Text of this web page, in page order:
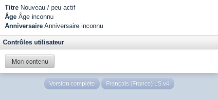
Titre Nouveau / peu actif
Âge Âge inconnu
Anniversaire Anniversaire inconnu
Contrôles utilisateur
Mon contenu
Version complète Français (France) LS v4